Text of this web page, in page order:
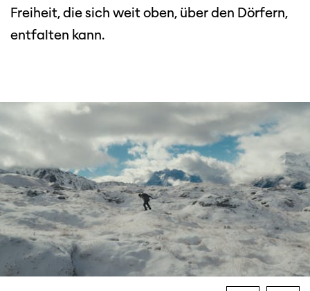
Freiheit, die sich weit oben, über den Dörfern,
entfalten kann.